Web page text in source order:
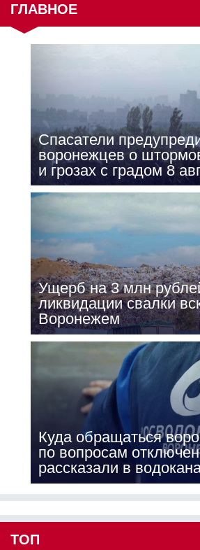
ГЛАВНОЕ
Спасатели
воронежцев о
и грозах с градом 8
Ущерб на 3 млн
ликвидации свалки
Воронежем
Куда обращаться
по вопросам
рассказали в
ТОП